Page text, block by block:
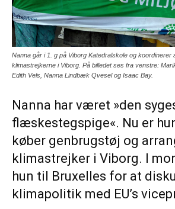
Nanna går i 1. g på Viborg Katedralskole og koordinerer
klimastrejkerne i Viborg. På billedet ses fra venstre:
Edith Vels, Nanna Lindbæk Qvesel og Isaac Bay.
Nanna har været »den
flæskestegspige«. Nu er
køber genbrugstøj og
klimastrejker i Viborg. I
hun til Bruxelles for at
klimapolitik med EU’s